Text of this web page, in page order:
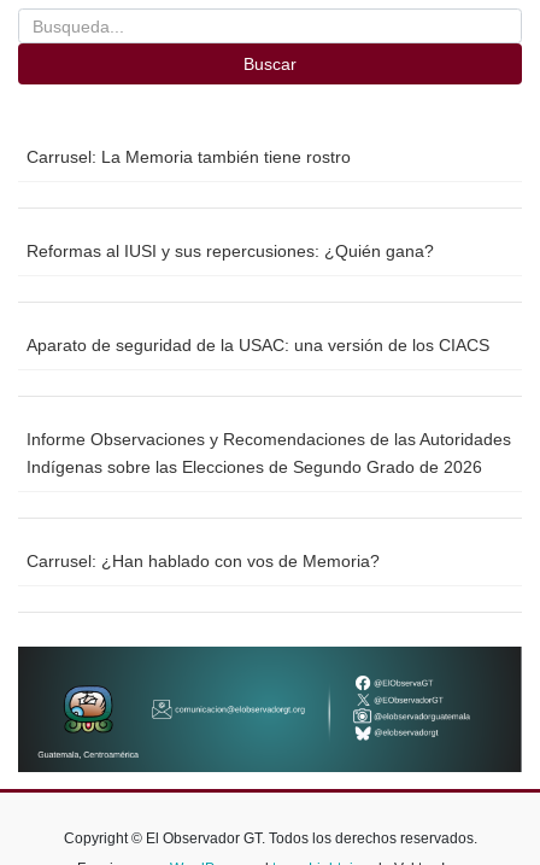
Buscar
Carrusel: La Memoria también tiene rostro
Reformas al IUSI y sus repercusiones: ¿Quién gana?
Aparato de seguridad de la USAC: una versión de los CIACS
Informe Observaciones y Recomendaciones de las Autoridades
Indígenas sobre las Elecciones de Segundo Grado de 2026
Carrusel: ¿Han hablado con vos de Memoria?
Copyright © El Observador GT. Todos los derechos reservados.